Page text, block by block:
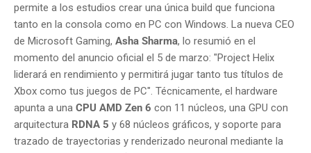
permite a los estudios crear una única build que funciona
tanto en la consola como en PC con Windows. La nueva CEO
de Microsoft Gaming, Asha Sharma, lo resumió en el
momento del anuncio oficial el 5 de marzo: "Project Helix
liderará en rendimiento y permitirá jugar tanto tus títulos de
Xbox como tus juegos de PC". Técnicamente, el hardware
apunta a una CPU AMD Zen 6 con 11 núcleos, una GPU con
arquitectura RDNA 5 y 68 núcleos gráficos, y soporte para
trazado de trayectorias y renderizado neuronal mediante la